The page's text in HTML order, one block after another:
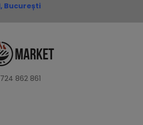
București
862 861